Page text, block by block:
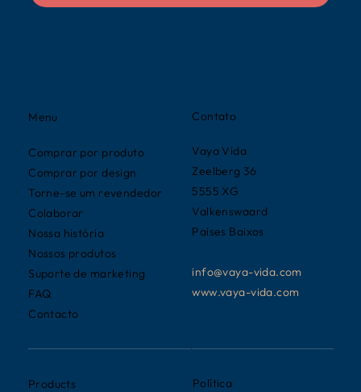
Contato
Vaya Vida
Zeelberg 36
5555 XG
Valkenswaard
Países Baixos
info@vaya-vida.com
www.vaya-vida.com
Menu
Comprar por produto
Comprar por design
Torne-se um revendedor
Colaborar
Nossa história
Nossos produtos
Suporte de marketing
FAQ
Contacto
Products Política